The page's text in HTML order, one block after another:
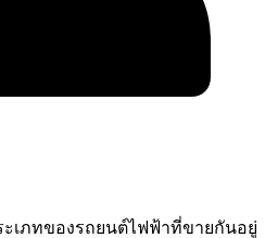
เภทของรถยนต์ไฟฟ้าที่ขายกันอยู่